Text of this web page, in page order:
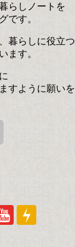
らしノートを
です。
暮らしに役立つ
ます。
すように願いを